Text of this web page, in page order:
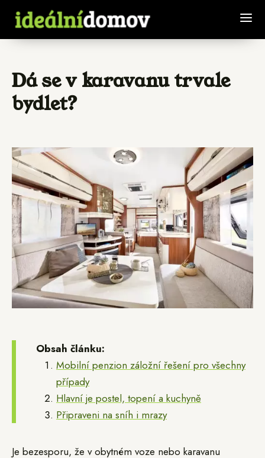
Dá se v karavanu trvale
bydlet?
Obsah článku:
Mobilní penzion záložní řešení pro všechny
případy
Hlavní je postel, topení a kuchyně
Připraveni na sníh i mrazy
Je bezesporu, že v obytném voze nebo karavanu